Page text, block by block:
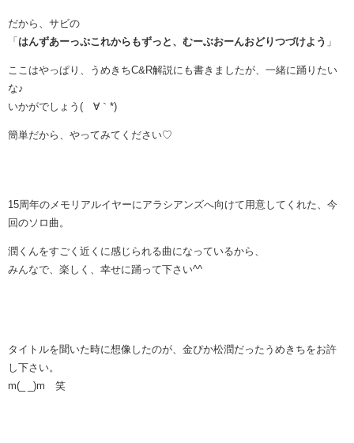
だから、サビの
「 はんずあーっぷこれからもずっと、むーぶおーんおどりつづけよう 」
ここはやっぱり、うめきちC&R解説にも書きましたが、一緒に踊りたい
な♪
いかがでしょう(´∀｀*)
簡単だから、やってみてください♡
15周年のメモリアルイヤーにアラシアンズへ向けて用意してくれた、今
回のソロ曲。
潤くんをすごく近くに感じられる曲になっているから、
みんなで、楽しく、幸せに踊って下さい^^
タイトルを聞いた時に想像したのが、金ぴか松潤だったうめきちをお許
し下さい。
m(_ _)m 笑